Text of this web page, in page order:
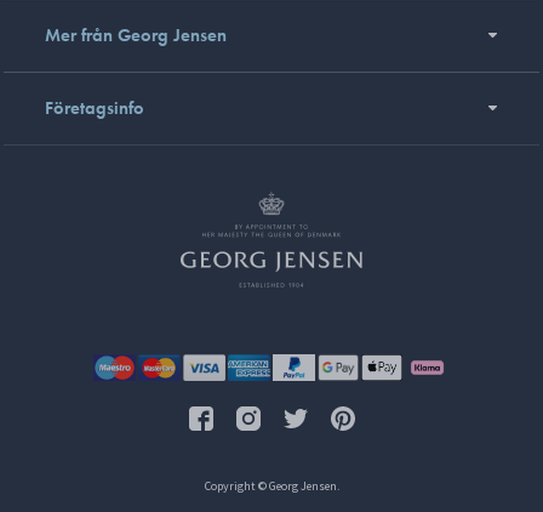
Mer från Georg Jensen
Företagsinfo
Copyright © Georg Jensen.